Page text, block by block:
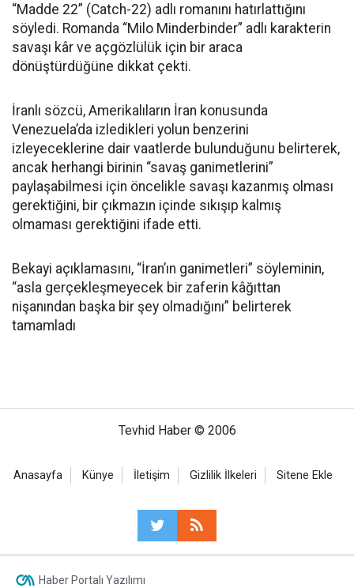
“Madde 22” (Catch-22) adlı romanını hatırlattığını
söyledi. Romanda “Milo Minderbinder” adlı karakterin
savaşı kâr ve açgözlülük için bir araca
dönüştürdüğüne dikkat çekti.
İranlı sözcü, Amerikalıların İran konusunda
Venezuela’da izledikleri yolun benzerini
izleyeceklerine dair vaatlerde bulunduğunu belirterek,
ancak herhangi birinin “savaş ganimetlerini”
paylaşabilmesi için öncelikle savaşı kazanmış olması
gerektiğini, bir çıkmazın içinde sıkışıp kalmış
olmaması gerektiğini ifade etti.
Bekayi açıklamasını, “İran’ın ganimetleri” söyleminin,
“asla gerçekleşmeyecek bir zaferin kâğıttan
nişanından başka bir şey olmadığını” belirterek
tamamladı
Tevhid Haber © 2006
Anasayfa Künye İletişim Gizlilik İlkeleri Sitene Ekle
Haber Portalı Yazılımı